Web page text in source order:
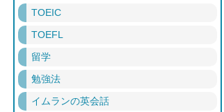
TOEIC
TOEFL
留学
勉強法
イムランの英会話